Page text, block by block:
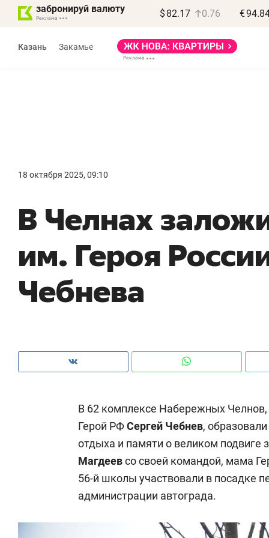
забронируй валюту $ 82.17 0.76 €
Казань Закамье
18 октября 2025, 09:10
В Челнах
им. Героя
Чебнева
В 62 комплексе Набережных
Герой РФСергей Чебнев,
отдыха и памяти о великом подвиге
Магдеевсо своей командой, мама
56-й школы участвовали в посадке
администрации автограда.
правил, бизнес может
потерять минимум
Как бизнесу выйти на зарубежные
чем интересен Оман?
Как ГК «МИР ГРУПП» и ВТБ
создают оазис жилого
ID вместо